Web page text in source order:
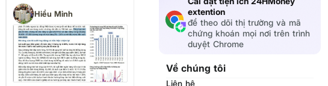
Hiểu Minh
extention
để theo dõi thị trường và mã
chứng khoán mọi nơi trên trình
duyệt Chrome
Về chúng tôi
Liên hệ